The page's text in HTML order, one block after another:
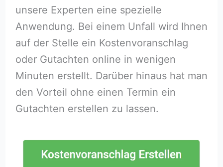
unsere Experten eine spezielle
Anwendung. Bei einem Unfall wird Ihnen
auf der Stelle ein Kostenvoranschlag
oder Gutachten online in wenigen
Minuten erstellt. Darüber hinaus hat man
den Vorteil ohne einen Termin ein
Gutachten erstellen zu lassen.